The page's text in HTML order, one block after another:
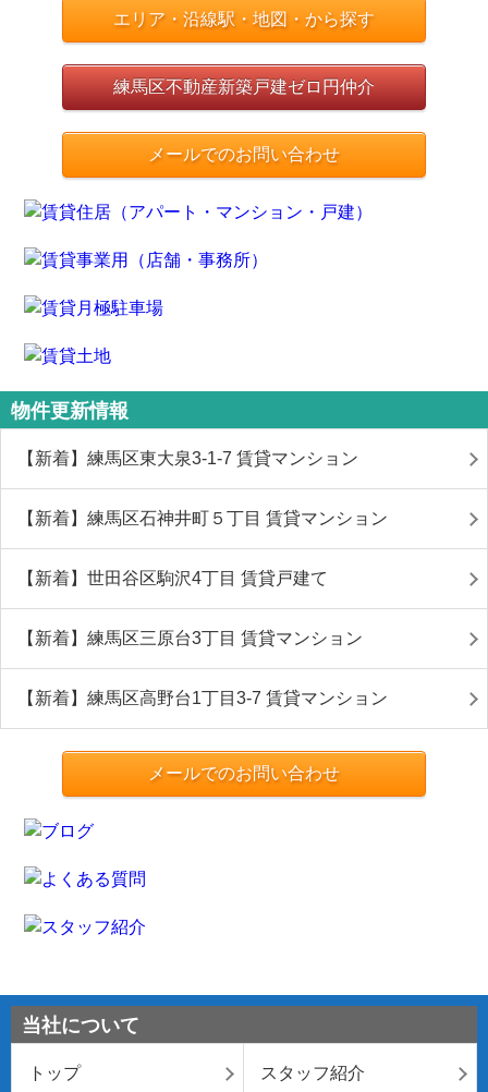
エリア・沿線駅・地図・から探す
練馬区不動産新築戸建ゼロ円仲介
メールでのお問い合わせ
物件更新情報
【新着】練馬区東大泉3-1-7 賃貸マンション
【新着】練馬区石神井町５丁目 賃貸マンション
【新着】世田谷区駒沢4丁目 賃貸戸建て
【新着】練馬区三原台3丁目 賃貸マンション
【新着】練馬区高野台1丁目3-7 賃貸マンション
メールでのお問い合わせ
当社について
トップ スタッフ紹介